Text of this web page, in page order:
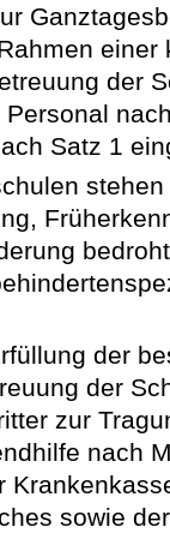
der
Satz 1
der
der
zur
nach
sowie